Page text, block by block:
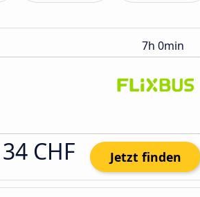
7h 0min
34 CHF Jetzt finden